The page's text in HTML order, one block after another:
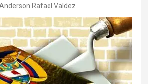
Anderson Rafael Valdez